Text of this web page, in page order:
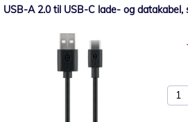
USB-A 2.0 til USB-C lade- og datakabel,